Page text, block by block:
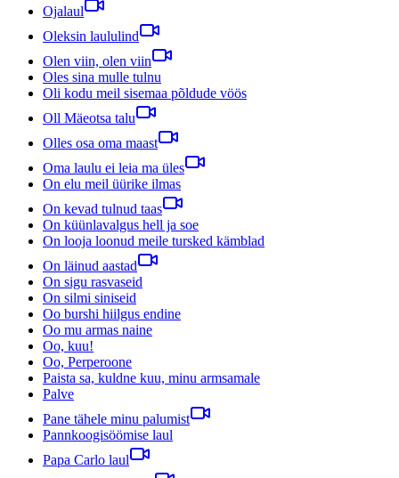
Ojalaul
Oleksin laululind
Olen viin, olen viin
Oles sina mulle tulnu
Oli kodu meil sisemaa põldude vöös
Oll Mäeotsa talu
Olles osa oma maast
Oma laulu ei leia ma üles
On elu meil üürike ilmas
On kevad tulnud taas
On küünlavalgus hell ja soe
On looja loonud meile tursked kämblad
On läinud aastad
On sigu rasvaseid
On silmi siniseid
Oo burshi hiilgus endine
Oo mu armas naine
Oo, kuu!
Oo, Perperoone
Paista sa, kuldne kuu, minu armsamale
Palve
Pane tähele minu palumist
Pannkoogisöömise laul
Papa Carlo laul